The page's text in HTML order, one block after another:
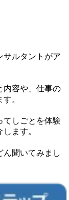
サルタントがア
内容や、仕事の
。
てしごとを体験
ます。
ん聞いてみまし